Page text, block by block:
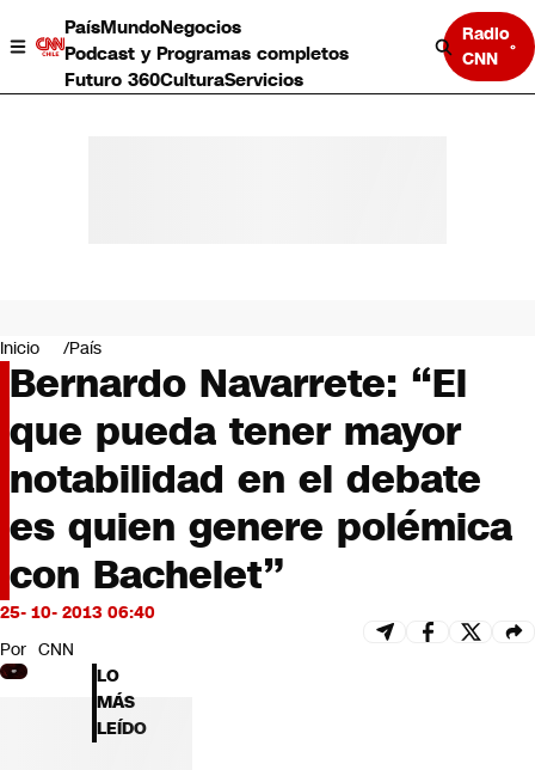
PaísMundoNegocios
Podcast y Programas completos
Futuro 360CulturaServicios
Radio
CNN
Negocios
Deportes
Programas completos
Cultura
Servicios
Bits
CNN tiempo
Futuro 360
Opinión
Inicio País
Bernardo Navarrete: “El
que pueda tener mayor
notabilidad en el debate
es quien genere polémica
con Bachelet”
25- 10- 2013 06:40
Por CNN
LO
MÁS
LEÍDO